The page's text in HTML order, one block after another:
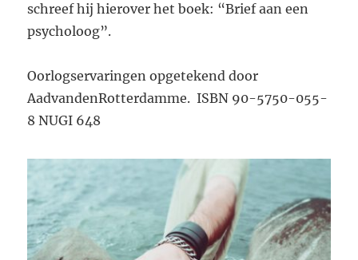
schreef hij hierover het boek: “Brief aan een
psycholoog”.
Oorlogservaringen opgetekend door
AadvandenRotterdamme. ISBN 90-5750-055-
8 NUGI 648